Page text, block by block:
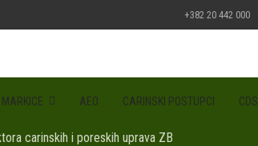
+382 20 442 000
AEO CARINSKI POSTUPCI CDS
carinskih i poreskih uprava ZB